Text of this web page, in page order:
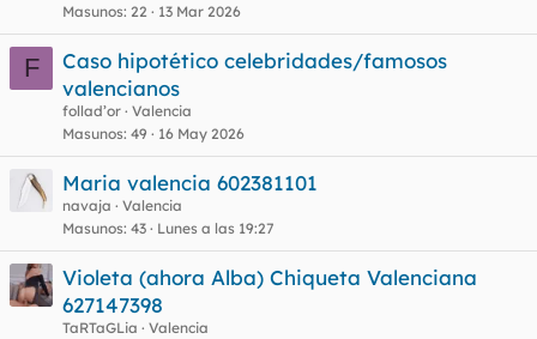
Masunos 22 13 Mar 2026
F
Caso hipotético celebridades/famosos
valencianos
follad’or Valencia
Masunos 49 16 May 2026
Maria valencia 602381101
navaja
Valencia
Masunos 43 Lunes a las 19:27
Violeta (ahora Alba) Chiqueta Valenciana
627147398
TaRTaGLia
Valencia